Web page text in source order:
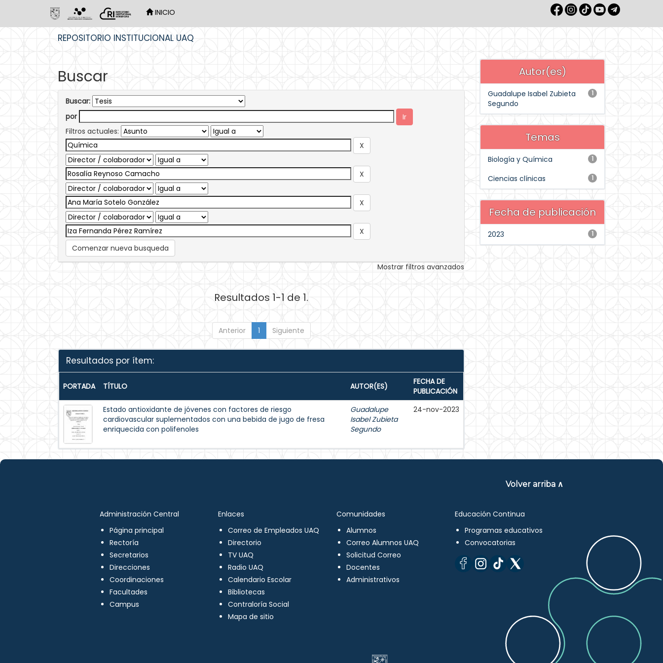
INICIO
REPOSITORIO INSTITUCIONAL UAQ
Buscar
Buscar:
por
Filtros actuales:
Comenzar nueva busqueda
Mostrar filtros avanzados
Resultados 1-1 de 1.
Anterior 1 Siguiente
Resultados por ítem:
PORTADA TÍTULO AUTOR(ES)
FECHA DE
PUBLICACIÓN
Estado antioxidante de jóvenes con factores de riesgo
cardiovascular suplementados con una bebida de jugo de fresa
enriquecida con polifenoles
Guadalupe
Isabel Zubieta
Segundo
24-nov-2023
Autor(es)
1
Guadalupe Isabel Zubieta
Segundo
Temas
1
Biología y Química
1
Ciencias clínicas
Fecha de publicación
1
2023
Volver arriba ∧
Administración Central
Página principal
Rectoría
Secretarios
Direcciones
Coordinaciones
Facultades
Campus
Enlaces
Correo de Empleados UAQ
Directorio
TV UAQ
Radio UAQ
Calendario Escolar
Bibliotecas
Contraloría Social
Mapa de sitio
Comunidades
Alumnos
Correo Alumnos UAQ
Solicitud Correo
Docentes
Administrativos
Educación Continua
Programas educativos
Convocatorias